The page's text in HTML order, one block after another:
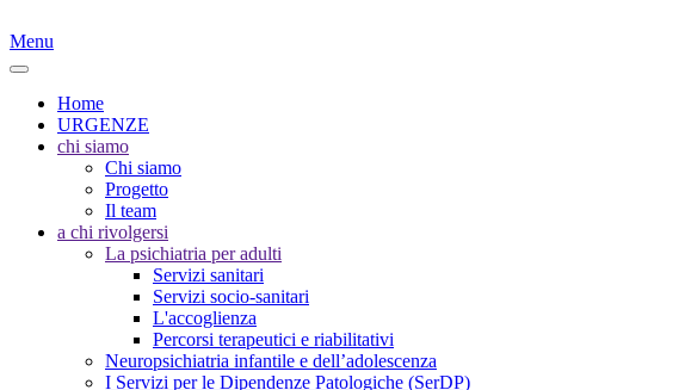
Menu
Home
URGENZE
chi siamo
Chi siamo
Progetto
Il team
a chi rivolgersi
La psichiatria per adulti
Servizi sanitari
Servizi socio-sanitari
L'accoglienza
Percorsi terapeutici e riabilitativi
Neuropsichiatria infantile e dell’adolescenza
I Servizi per le Dipendenze Patologiche (SerDP)